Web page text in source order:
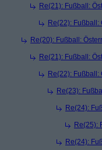
Re(21): Fußball:
Re(22): Fußball:
Re(20): Fußball:
Re(21): Fußball:
Re(22): Fußball:
Re(23):
Re(24):
Re(25):
Re(24):